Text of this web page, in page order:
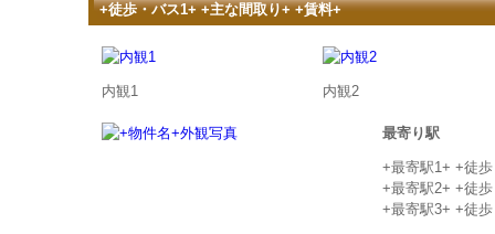
+徒歩・バス1+ +主な間取り+ +賃料+
内観1 内観2
最寄り駅
+最寄駅1+ +徒
+最寄駅2+ +徒
+最寄駅3+ +徒